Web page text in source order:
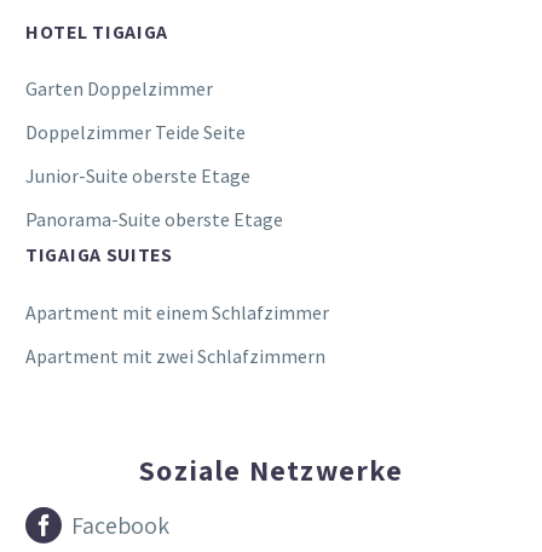
HOTEL TIGAIGA
Garten Doppelzimmer
Doppelzimmer Teide Seite
Junior-Suite oberste Etage
Panorama-Suite oberste Etage
TIGAIGA SUITES
Apartment mit einem Schlafzimmer
Apartment mit zwei Schlafzimmern
Soziale Netzwerke

 Facebook